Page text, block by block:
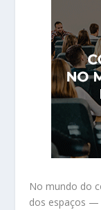
No mundo do
dos espaços